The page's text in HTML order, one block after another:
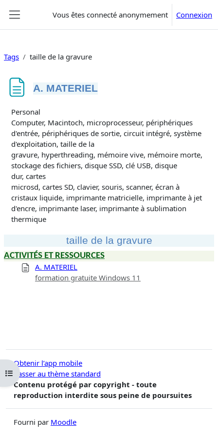
Vous êtes connecté anonymement Connexion
Ouvrir l’index du cours
Tags taille de la gravure
A. MATERIEL
Conditions d’achèvement
Personal
Computer, Macintoch, microprocesseur, périphériques
d'entrée, périphériques de sortie, circuit intégré, système
d'exploitation, taille de la
gravure, hyperthreading, mémoire vive, mémoire morte,
stockage des fichiers, disque SSD, clé USB, disque
dur, cartes
microsd, cartes SD, clavier, souris, scanner, écran à
cristaux liquide, imprimante matricielle, imprimante à jet
d'encre, imprimante laser, imprimante à sublimation
thermique
taille de la gravure
ACTIVITÉS ET RESSOURCES
A. MATERIEL
formation gratuite Windows 11
Obtenir l’app mobile
Passer au thème standard
Contenu protégé par copyright - toute
reproduction interdite sous peine de poursuites
Fourni par Moodle